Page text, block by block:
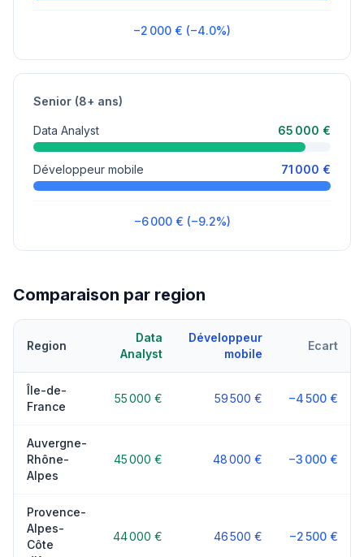
−2 000 € (−4.0%)
Senior (8+ ans)
Data Analyst 65 000 €
Développeur mobile 71 000 €
−6 000 € (−9.2%)
Comparaison par region
Region
Data
Analyst
Développeur
mobile
Ecart
Île-de-
France
55 000 € 59 500 € −4 500 €
Auvergne-
Rhône-
Alpes
45 000 € 48 000 € −3 000 €
Provence-
Alpes-
Côte
44 000 € 46 500 € −2 500 €